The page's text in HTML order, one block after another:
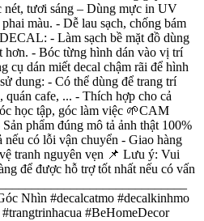
nét, tươi sáng – Dùng mực in UV
màu. - Dễ lau sạch, chống bám
- Làm sạch bề mặt đồ dùng
hơn. - Bóc từng hình dán vào vị trí
cụ dán miết decal chậm rãi để hình
dung: - Có thể dùng để trang trí
cafe, ... - Thích hợp cho cả
học tập, góc làm việc 🌱CAM
phẩm đúng mô tả ảnh thật 100%
có lỗi vận chuyển - Giao hàng
tranh nguyên vẹn 📌 Lưu ý: Vui
để được hỗ trợ tốt nhất nếu có vấn
Nhìn #decalcatmo #decalkinhmo
#BeHomeDecor